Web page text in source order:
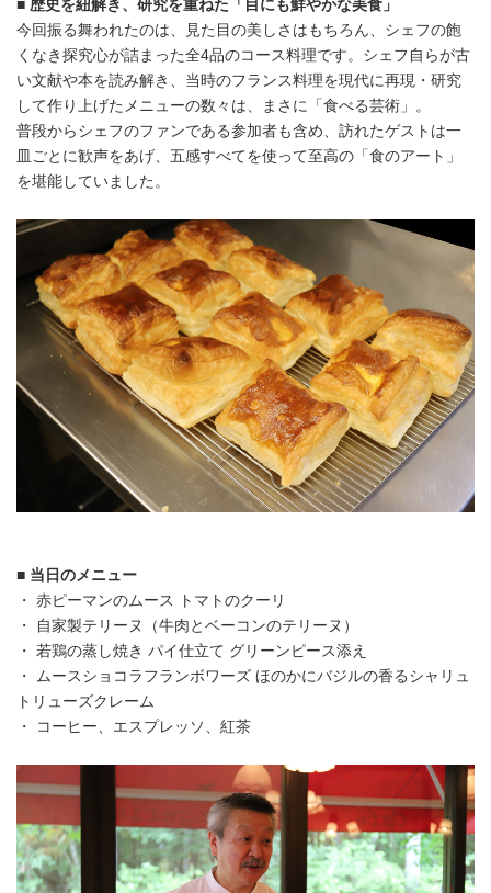
■ 歴史を紐解き、研究を重ねた「目にも鮮やかな美食」
今回振る舞われたのは、見た目の美しさはもちろん、シェフの飽
くなき探究心が詰まった全4品のコース料理です。シェフ自らが古
い文献や本を読み解き、当時のフランス料理を現代に再現・研究
して作り上げたメニューの数々は、まさに「食べる芸術」。
普段からシェフのファンである参加者も含め、訪れたゲストは一
皿ごとに歓声をあげ、五感すべてを使って至高の「食のアート」
を堪能していました。
■ 当日のメニュー
・ 赤ピーマンのムース トマトのクーリ
・ 自家製テリーヌ（牛肉とベーコンのテリーヌ）
・ 若鶏の蒸し焼き パイ仕立て グリーンピース添え
・ ムースショコラフランボワーズ ほのかにバジルの香るシャリュ
トリューズクレーム
・ コーヒー、エスプレッソ、紅茶